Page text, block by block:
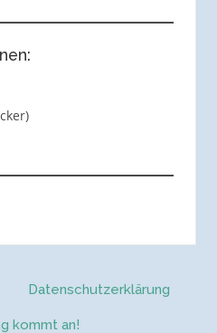
Datenschutzerklärung
kommt an!